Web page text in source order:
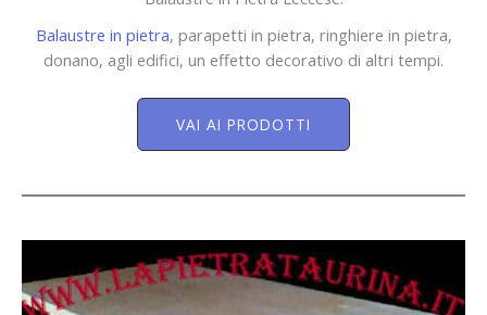
Balaustre in pietra, parapetti in pietra, ringhiere in pietra,
donano, agli edifici, un effetto decorativo di altri tempi.
VAI AI PRODOTTI